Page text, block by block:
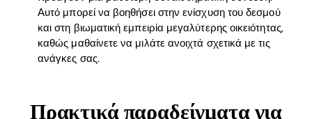
Αυτό μπορεί να βοηθήσει στην ενίσχυση του δεσμού
και στη βιωματική εμπειρία μεγαλύτερης οικειότητας,
καθώς μαθαίνετε να μιλάτε ανοιχτά σχετικά με τις
ανάγκες σας.
Πρακτικά παραδείγματα για